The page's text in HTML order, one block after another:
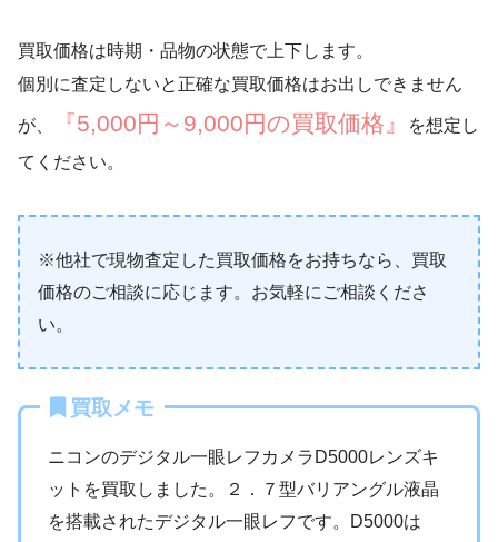
買取価格は時期・品物の状態で上下します。
個別に査定しないと正確な買取価格はお出しできません
が、 『5,000円～9,000円の買取価格』
を想定し
てください。
※他社で現物査定した買取価格をお持ちなら、買取
価格のご相談に応じます。お気軽にご相談くださ
い。
買取メモ
ニコンのデジタル一眼レフカメラD5000レンズキ
ットを買取しました。２．７型バリアングル液晶
を搭載されたデジタル一眼レフです。D5000は